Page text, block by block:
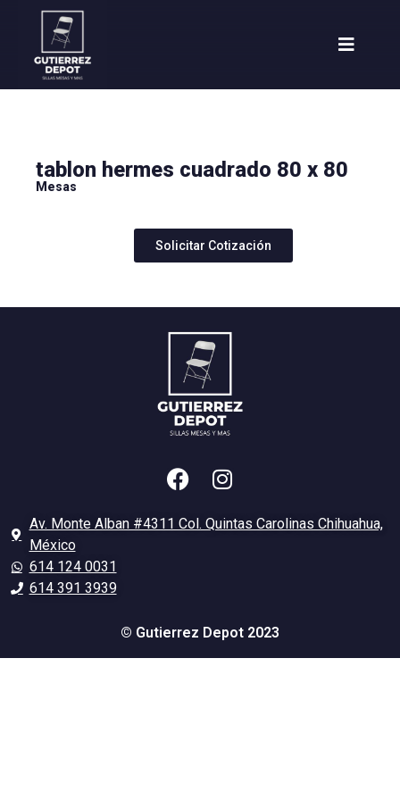
tablon hermes cuadrado 80 x 80
Mesas
Solicitar Cotización
Av. Monte Alban #4311 Col. Quintas Carolinas Chihuahua,
México
614 124 0031
614 391 3939
© Gutierrez Depot 2023